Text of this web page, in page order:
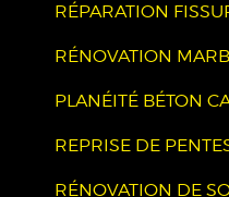
RÉPARATION
RÉNOVATION
PLANÉITÉ BÉTON
REPRISE DE
RÉNOVATION DE